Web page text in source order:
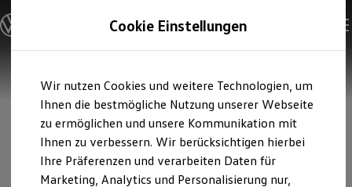
Hauptinhalt
springen
Footer
springen
Modelle und Konfigurator
Konfigurator
Modelle vergleichen
Elektroautos
ENERGY Sondermodelle
Nutzfahrzeuge
SUV und CUV
Familienautos
Kombis
Kompaktwagen
Cookie Einstellungen
Wir nutzen Cookies und weitere Technologien, um
Ihnen die bestmögliche Nutzung unserer Webseite
zu ermöglichen und unsere Kommunikation mit
Ihnen zu verbessern. Wir berücksichtigen hierbei
Ihre Präferenzen und verarbeiten Daten für
Marketing, Analytics und Personalisierung nur,